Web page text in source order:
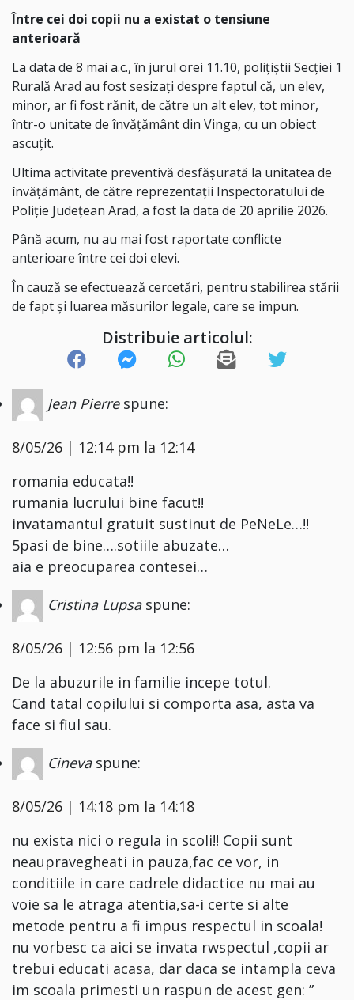
Între cei doi copii nu a existat o tensiune
anterioară
La data de 8 mai a.c., în jurul orei 11.10, polițiștii Secției 1
Rurală Arad au fost sesizați despre faptul că, un elev,
minor, ar fi fost rănit, de către un alt elev, tot minor,
într-o unitate de învățământ din Vinga, cu un obiect
ascuțit.
Ultima activitate preventivă desfășurată la unitatea de
învățământ, de către reprezentații Inspectoratului de
Poliție Județean Arad, a fost la data de 20 aprilie 2026.
Până acum, nu au mai fost raportate conflicte
anterioare între cei doi elevi.
În cauză se efectuează cercetări, pentru stabilirea stării
de fapt și luarea măsurilor legale, care se impun.
Distribuie articolul:
Jean Pierre spune:
8/05/26 | 12:14 pm la 12:14
romania educata!!
rumania lucrului bine facut!!
invatamantul gratuit sustinut de PeNeLe…!!
5pasi de bine….sotiile abuzate…
aia e preocuparea contesei…
Cristina Lupsa spune:
8/05/26 | 12:56 pm la 12:56
De la abuzurile in familie incepe totul.
Cand tatal copilului si comporta asa, asta va
face si fiul sau.
Cineva spune:
8/05/26 | 14:18 pm la 14:18
nu exista nici o regula in scoli!! Copii sunt
neaupravegheati in pauza,fac ce vor, in
conditiile in care cadrele didactice nu mai au
voie sa le atraga atentia,sa-i certe si alte
metode pentru a fi impus respectul in scoala!
nu vorbesc ca aici se invata rwspectul ,copii ar
trebui educati acasa, dar daca se intampla ceva
im scoala primesti un raspun de acest gen: ”